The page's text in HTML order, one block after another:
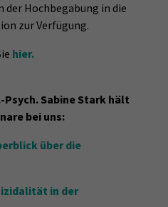
Hochbegabung in die
zur Verfügung.
hier.
Psych. Sabine Stark hält
bei uns:
über die
in der